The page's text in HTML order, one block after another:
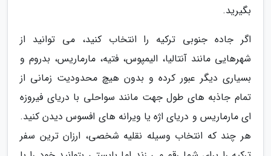
بگیرید.
اگر جاده جنوبی ترکیه را انتخاب کنید، می توانید از
شهرهایی مانند آنتالیا، الیمپوس، فتیه، مارماریس، بدروم و
بسیاری دیگر عبور کرده و بدون هیچ محدودیت زمانی از
تمام جاذبه های طول جهت مانند سواحلی با دریای فیروزه
ای مارماریس و دریای اژه یا ویرانه های افسوس دیدن کنید.
هر چند که انتخاب وسیله نقلیه شخصی، ارزان ترین سفر